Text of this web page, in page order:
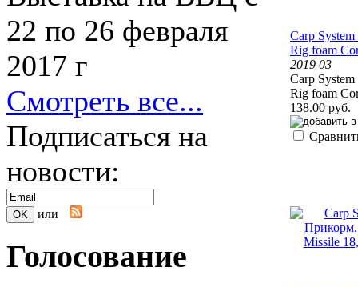
22 по 26 февраля
2017 г
Смотреть все...
Подписаться на
новости:
или
Голосование
Carp
Rig foam
2019 03
Carp
Rig foam
138.00 руб.